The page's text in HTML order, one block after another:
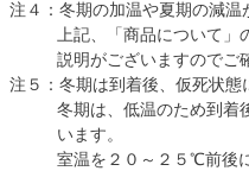
注４：冬期の加温や夏期の減温
上記、「商品について」
説明がございますのでご
注５：冬期は到着後、仮死状態
冬期は、低温のため到着
います。
室温を２０～２５℃前後